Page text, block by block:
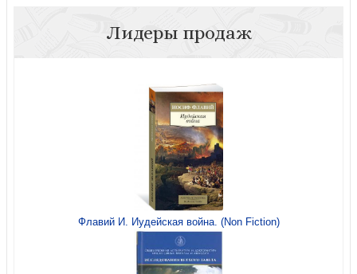
Возрождения
Перельман Х., Ольбрехт-Тытека Л. Новая риторика.
Трактакт об аргументации
Лидеры продаж
Флавий И. Иудейская война. (Non Fiction)